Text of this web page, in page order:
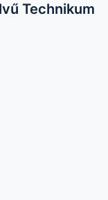
Technikum